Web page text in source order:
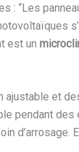
“Les
est un
et
pendant
d’arrosage.